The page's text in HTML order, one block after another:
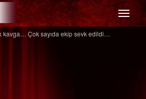
Menü
Son Dakika |Ağaçtan düştü…